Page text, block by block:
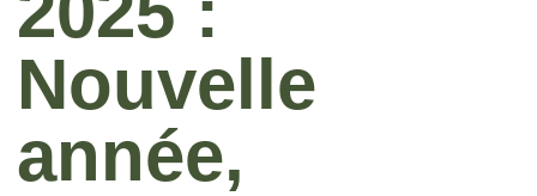
Nouvelle
année,